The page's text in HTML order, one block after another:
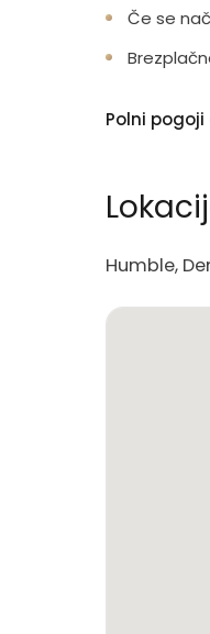
Če se
Polni
Humble,